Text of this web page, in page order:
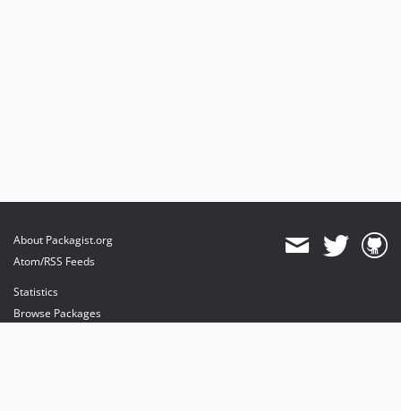
About Packagist.org
Atom/RSS Feeds
Statistics
Browse Packages